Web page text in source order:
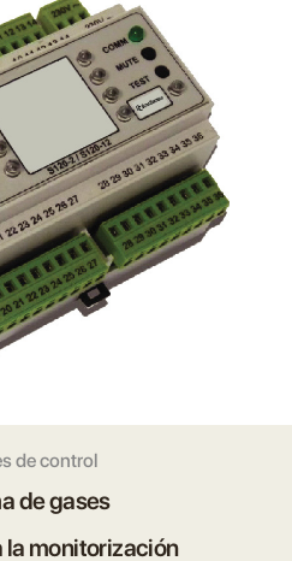
de control
de gases
la monitorización